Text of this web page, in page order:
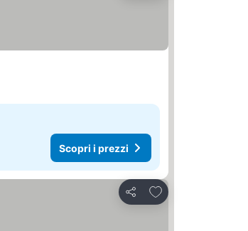
Scopri i prezzi
Condividi
Aggiungi ai preferiti